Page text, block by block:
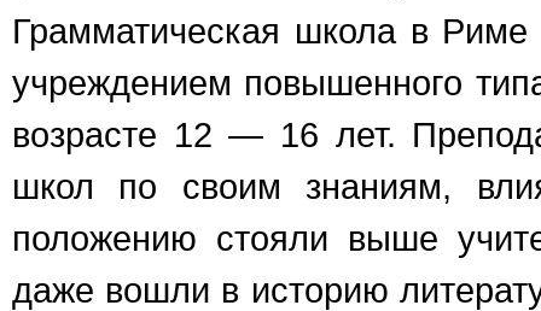
Грамматическая школа в
учреждением повышенного
возрасте 12 — 16 лет.
школ по своим знаниям,
положению стояли выше
даже вошли в историю